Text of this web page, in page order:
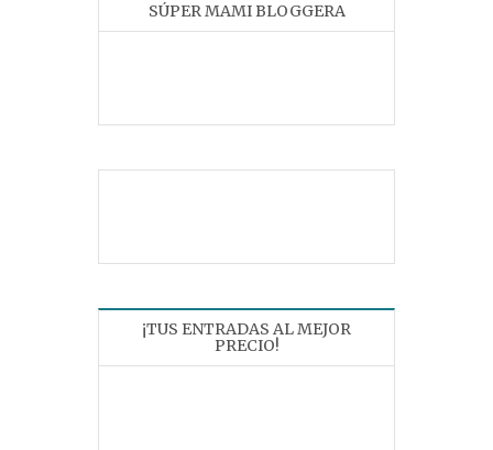
SÚPER MAMI BLOGGERA
¡TUS ENTRADAS AL MEJOR
PRECIO!